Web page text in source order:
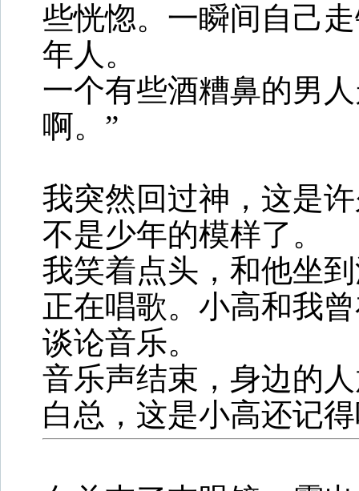
些恍惚。一瞬间自己
年人。
一个有些酒糟鼻的男
啊。”
我突然回过神，这是
不是少年的模样了。
我笑着点头，和他坐
正在唱歌。小高和我
谈论音乐。
音乐声结束，身边的
白总，这是小高还记